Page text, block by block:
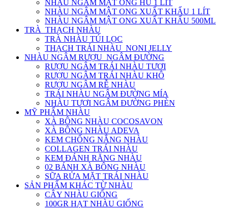
NHÀU NGÂM MẬT ONG HŨ 1 LÍT
NHÀU NGÂM MẬT ONG XUẤT KHẨU 1 LÍT
NHÀU NGÂM MẬT ONG XUẤT KHẨU 500ML
TRÀ_THẠCH NHÀU
TRÀ NHÀU TÚI LỌC
THẠCH TRÁI NHÀU_NONI JELLY
NHÀU NGÂM RƯỢU_NGÂM ĐƯỜNG
RƯỢU NGÂM TRÁI NHÀU TƯƠI
RƯỢU NGÂM TRÁI NHÀU KHÔ
RƯỢU NGÂM RỄ NHÀU
TRÁI NHÀU NGÂM ĐƯỜNG MÍA
NHÀU TƯƠI NGÂM ĐƯỜNG PHÈN
MỸ PHẨM NHÀU
XÀ BÔNG NHÀU COCOSAVON
XÀ BÔNG NHÀU ADEVA
KEM CHỐNG NẮNG NHÀU
COLLAGEN TRÁI NHÀU
KEM ĐÁNH RĂNG NHÀU
02 BÁNH XÀ BÔNG NHÀU
SỮA RỬA MẶT TRÁI NHÀU
SẢN PHẨM KHÁC TỪ NHÀU
CÂY NHÀU GIỐNG
100GR HẠT NHÀU GIỐNG